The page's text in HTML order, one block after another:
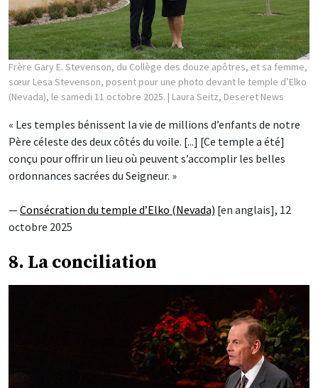
Frère Gary E. Stevenson, du Collège des douze apôtres, et sa femme,
sœur Lesa Stevenson, posent pour une photo devant le temple d’Elko
(Nevada), le samedi 11 octobre 2025. | Laura Seitz, Deseret News
« Les temples bénissent la vie de millions d’enfants de notre
Père céleste des deux côtés du voile. [...] [Ce temple a été]
conçu pour offrir un lieu où peuvent s’accomplir les belles
ordonnances sacrées du Seigneur. »
—Consécration du temple d’Elko (Nevada) [en anglais], 12
octobre 2025
8. La conciliation